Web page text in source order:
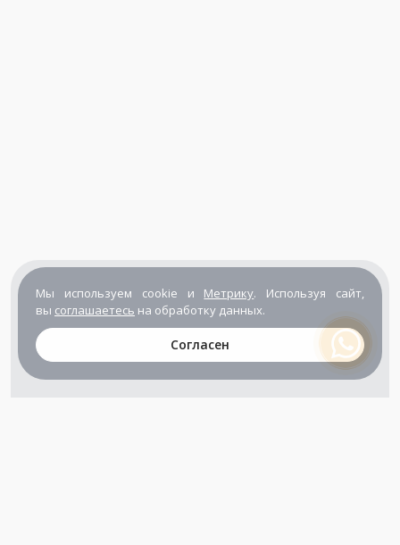
Мы используем cookie и Метрику. Используя сайт,
вы соглашаетесь на обработку данных.
Согласен